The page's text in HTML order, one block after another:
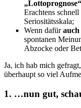
„Lottoprognose“
Erachtens
Seriositätsskala;
Wenn dafür
spontanen
Abzocke oder
Ja, ich hab mich
überhaupt so viel
1. …nun gut,